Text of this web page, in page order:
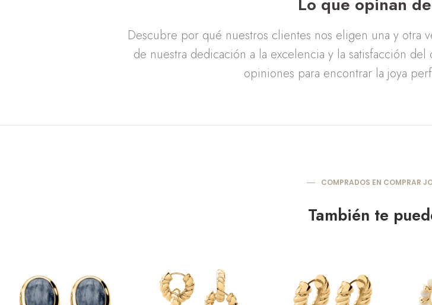
Descubre por qué nuestros clientes nos eligen una y otra
de nuestra dedicación a la excelencia y la satisfacción
opiniones para encontrar la joya
COMPRADOS EN COMPRAR
También te